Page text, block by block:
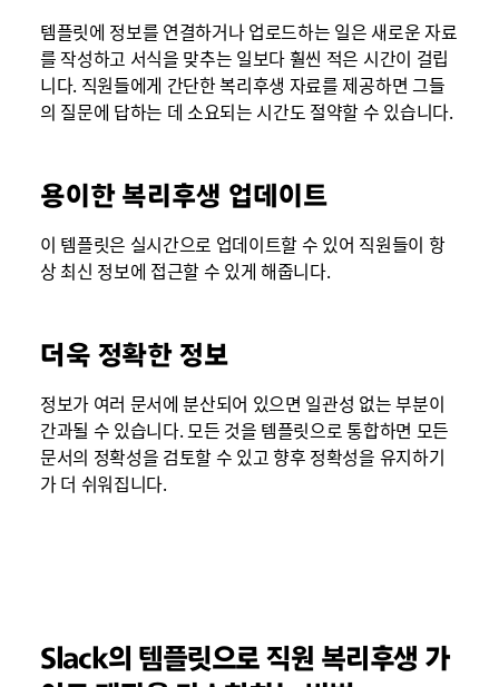
템플릿에 정보를 연결하거나 업로드하는 일은 새로운 자료
를 작성하고 서식을 맞추는 일보다 훨씬 적은 시간이 걸립
니다. 직원들에게 간단한 복리후생 자료를 제공하면 그들
의 질문에 답하는 데 소요되는 시간도 절약할 수 있습니다.
용이한 복리후생 업데이트
이 템플릿은 실시간으로 업데이트할 수 있어 직원들이 항
상 최신 정보에 접근할 수 있게 해줍니다.
더욱 정확한 정보
정보가 여러 문서에 분산되어 있으면 일관성 없는 부분이
간과될 수 있습니다. 모든 것을 템플릿으로 통합하면 모든
문서의 정확성을 검토할 수 있고 향후 정확성을 유지하기
가 더 쉬워집니다.
Slack의 템플릿으로 직원 복리후생 가